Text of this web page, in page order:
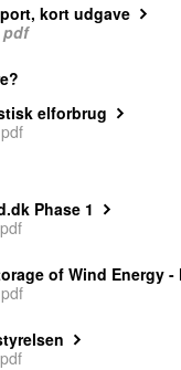
kort udgave
pdf
elforbrug
Phase 1
of Wind Energy -